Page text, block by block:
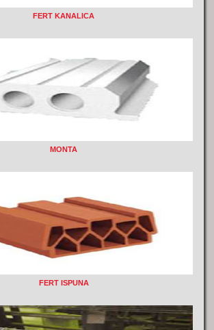
FERT KANALICA
MONTA
FERT ISPUNA